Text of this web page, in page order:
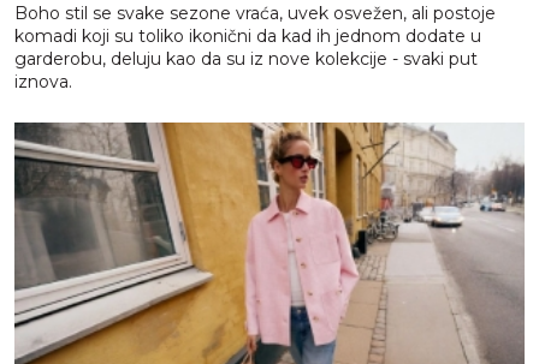
Boho stil se svake sezone vraća, uvek osvežen, ali postoje
komadi koji su toliko ikonični da kad ih jednom dodate u
garderobu, deluju kao da su iz nove kolekcije - svaki put
iznova.